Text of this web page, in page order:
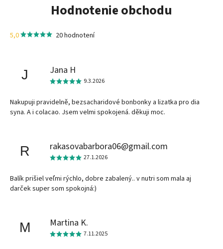
Hodnotenie obchodu
5,0 20 hodnotení
J Jana H
9.3.2026
Nakupuji pravidelně, bezsacharidové bonbonky a lizatka pro dia
syna. A i colacao. Jsem velmi spokojená. děkuji moc.
R rakasovabarbora06@gmail.com
27.1.2026
Balík prišiel veľmi rýchlo, dobre zabalený.. v nutri som mala aj
darček super som spokojná:)
M Martina K.
7.11.2025